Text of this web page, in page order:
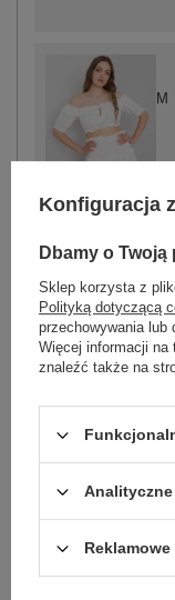
M
niebieski
M
Masz pytanie?
Konfiguracja
Dbamy o
Sklep korzysta z
Polityką dotyczącą
przechowywania lub
Więcej informacji na
znaleźć także na